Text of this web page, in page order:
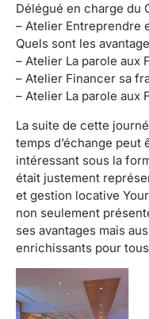
Délégué en charge du
– Atelier Entreprendre
Quels sont les
– Atelier La parole aux
– Atelier Financer sa
– Atelier La parole aux
La suite de cette
temps d’échange peut
intéressant sous la
était justement
et gestion locative
non seulement
ses avantages mais
enrichissants pour